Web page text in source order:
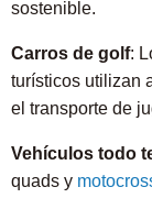
sostenible.
Carros de golf:
turísticos utilizan
el transporte de
Vehículos todo
quads y